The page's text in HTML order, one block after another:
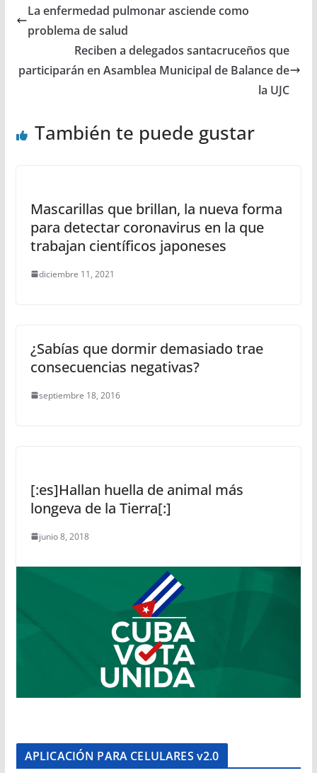
La enfermedad pulmonar asciende como
problema de salud
Reciben a delegados santacruceños que
participarán en Asamblea Municipal de Balance de
la UJC
También te puede gustar
Mascarillas que brillan, la nueva forma
para detectar coronavirus en la que
trabajan científicos japoneses
diciembre 11, 2021
¿Sabías que dormir demasiado trae
consecuencias negativas?
septiembre 18, 2016
[:es]Hallan huella de animal más
longeva de la Tierra[:]
junio 8, 2018
APLICACIÓN PARA CELULARES v2.0